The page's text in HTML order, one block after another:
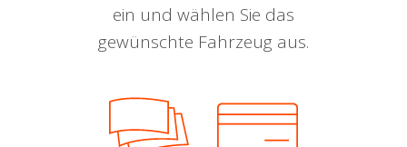
ein und wählen Sie das
gewünschte Fahrzeug aus.